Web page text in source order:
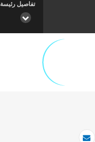
تفاصيل رئيسة